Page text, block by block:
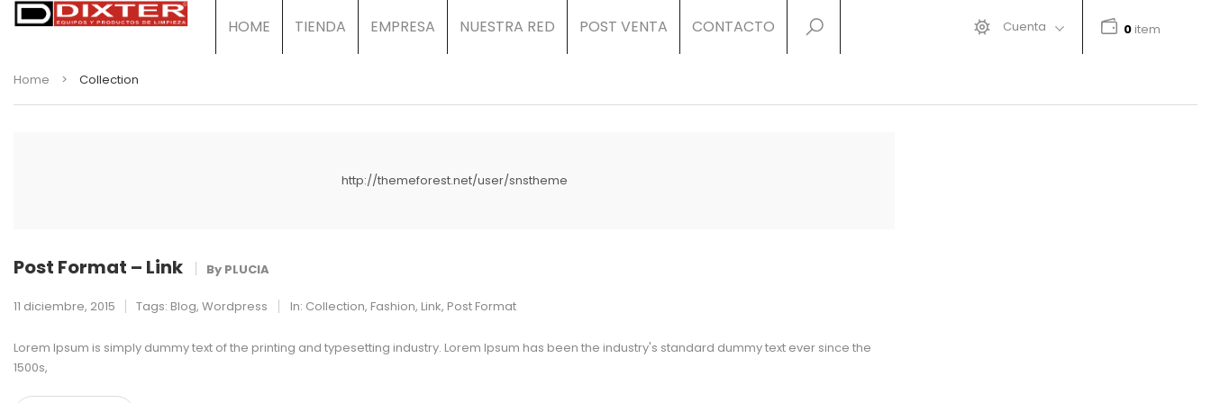
HOME TIENDA EMPRESA NUESTRA RED POST VENTA CONTACTO Cuenta 0 item
Home > Collection
http://themeforest.net/user/snstheme
Post Format – Link By PLUCIA
11 diciembre, 2015 Tags: Blog, Wordpress In: Collection, Fashion, Link, Post Format
Lorem Ipsum is simply dummy text of the printing and typesetting industry. Lorem Ipsum has been the industry's standard dummy text ever since the
1500s,